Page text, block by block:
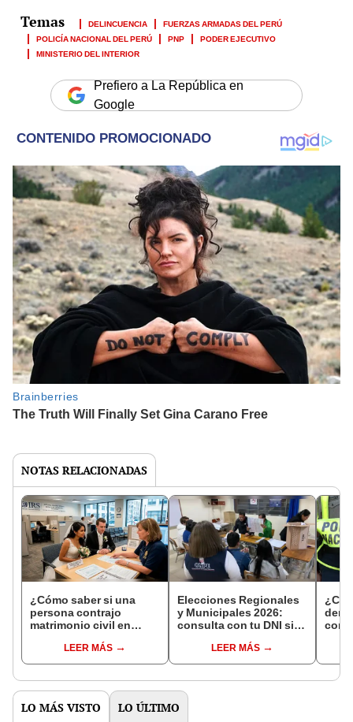
DELINCUENCIA
FUERZAS ARMADAS DEL PERÚ
POLICÍA NACIONAL DEL PERÚ
PNP
PODER EJECUTIVO
MINISTERIO DEL INTERIOR
Prefiero a La República en
Google
NOTAS RELACIONADAS
¿Cómo saber si una
persona contrajo
matrimonio civil en
LEER MÁS
Elecciones Regionales
y Municipales 2026:
consulta con tu DNI si
de mesa para este 4 de
octubre en el link oficial
LEER MÁS
con
LO MÁS VISTO LO ÚLTIMO